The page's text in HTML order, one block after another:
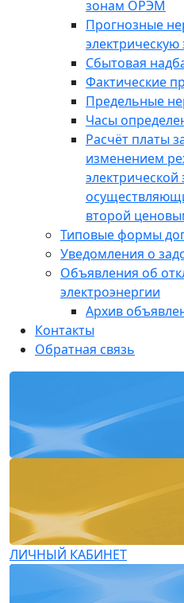
зонам ОРЭМ
Прогнозные
Сбытовая
Фактические
Предельные
Часы
Расчёт платы
изменением
электрической
второй
Типовые формы
Уведомления о
Объявления об
электроэнергии
Архив
Контакты
Обратная связь
ЛИЧНЫЙ КАБИНЕТ